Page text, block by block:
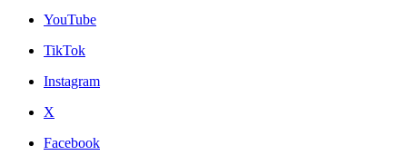
YouTube
TikTok
Instagram
X
Facebook